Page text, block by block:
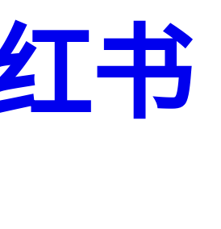
书